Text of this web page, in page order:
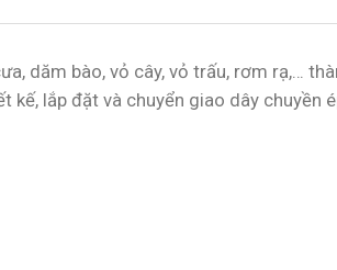
dăm bào, vỏ cây, vỏ trấu, rơm rạ,…
kế, lắp đặt và chuyển giao dây chuyền